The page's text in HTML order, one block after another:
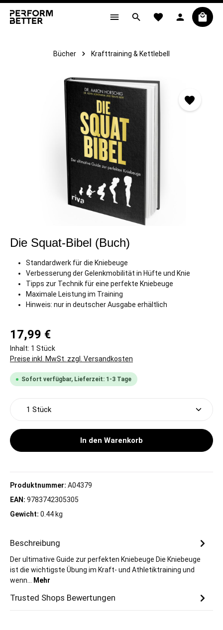
springen
Bücher Krafttraining & Kettlebell
Bildergalerie überspringen
Die Squat-Bibel (Buch)
Standardwerk für die Kniebeuge
Verbesserung der Gelenkmobilität in Hüfte und Knie
Tipps zur Technik für eine perfekte Kniebeuge
Maximale Leistung im Training
Hinweis: nur in deutscher Ausgabe erhältlich
17,99 €
Inhalt: 1 Stück
Preise inkl. MwSt. zzgl. Versandkosten
Sofort verfügbar, Lieferzeit: 1-3 Tage
Produkt Anzahl: Gib den gewünschten Wert ein
In den Warenkorb
Produktnummer: A04379
EAN: 9783742305305
Gewicht: 0.44 kg
Beschreibung
Der ultimative Guide zur perfekten Kniebeuge Die Kniebeuge
ist die wichtigste Übung im Kraft- und Athletiktraining und
wenn…
Mehr
Trusted Shops Bewertungen